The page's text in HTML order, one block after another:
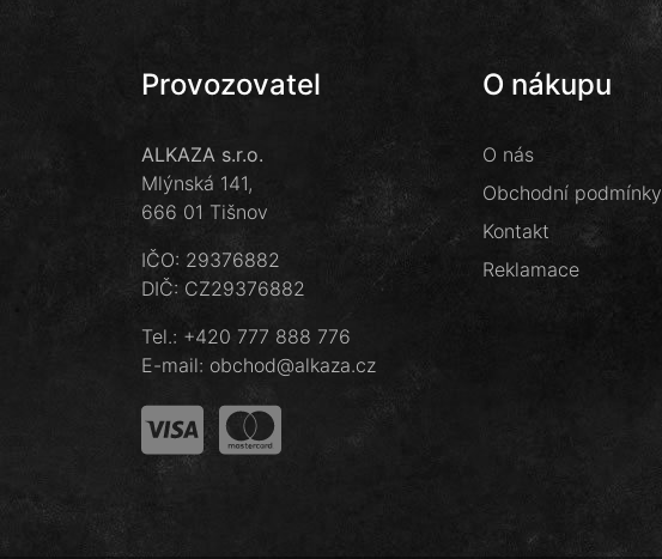
Provozovatel
ALKAZA s.r.o.
Mlýnská 141,
666 01 Tišnov
IČO: 29376882
DIČ: CZ29376882
Tel.: +420 777 888 776
E-mail: obchod@alkaza.cz
O nákupu
O nás
Obchodní podmínky
Kontakt
Reklamace